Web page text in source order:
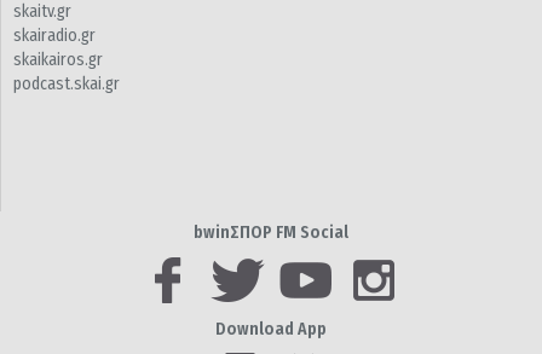
skaitv.gr
skairadio.gr
skaikairos.gr
podcast.skai.gr
bwinΣΠΟΡ FM Social
Download App